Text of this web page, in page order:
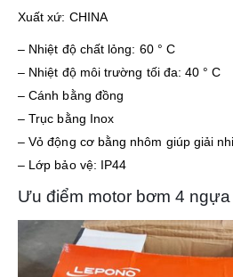
Xuất xứ: CHINA
– Nhiệt độ chất lỏng: 60 ° C
– Nhiệt độ môi trường tối đa: 40 ° C
– Cánh bằng đồng
– Trục bằng Inox
– Vỏ động cơ bằng nhôm giúp giải
– Lớp bảo vệ: IP44
Ưu điểm motor bơm 4